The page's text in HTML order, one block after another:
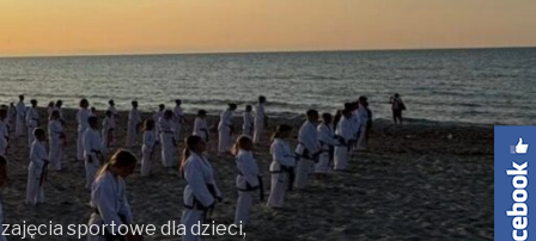
sportowe dla dzieci,